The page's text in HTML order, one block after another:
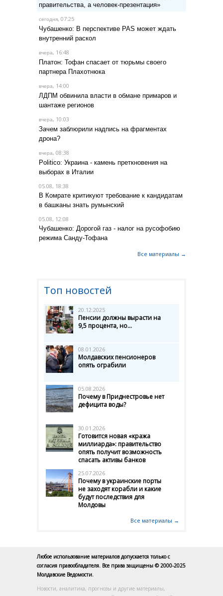
правительства, а человек-презентация»
сегодня, 07:25
Чубашенко: В перспективе PAS может ждать
внутренний раскол
вчера, 16:48
Платон: Тофан спасает от тюрьмы своего
партнера Плахотнюка
вчера, 14:00
ЛДПМ обвинила власти в обмане примаров и
шантаже регионов
вчера, 10:03
Зачем заблюрили надпись на фрагментах
дрона?
вчера, 08:38
Politico: Украина - камень преткновения на
выборах в Италии
05.08, 18:38
В Комрате критикуют требование к кандидатам
в башканы знать румынский
05.08, 12:08
Чубашенко: Дорогой газ - налог на русофобию
режима Санду-Тофана
Все материалы →
Топ новостей
20.12.2025
Пенсии должны вырасти на
9,5 процента, но...
08.01.2026
Молдавских пенсионеров
опять ограбили
05.08.2026
Почему в Приднестровье нет
дефицита воды?
30.01.2026
Готовится новая «кража
миллиарда»: правительство
опять получит возможность
спасать активы банков
25.07.2026
Почему в украинские порты
не заходят корабли и какие
будут последствия для
Молдовы
Все материалы →
Любое использование материалов допускается только с
согласия правообладателя. Все права защищены © 2000-2025
Молдавские Ведомости.
Новости, аналитика, прогнозы и другие материалы,